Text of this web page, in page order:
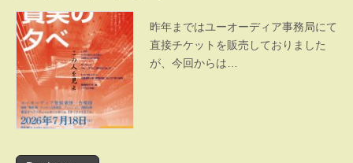
昨年まではユーオーディア事務局にて
直接チケットを販売しておりました
が、今回からは…